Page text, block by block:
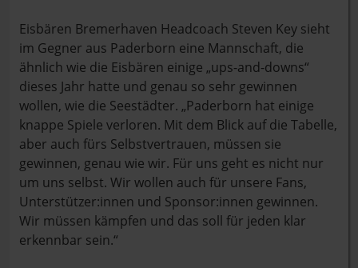
Eisbären Bremerhaven Headcoach Steven Key sieht
im Gegner aus Paderborn eine Mannschaft, die
ähnlich wie die Eisbären einige „ups-and-downs“
dieses Jahr hatte und genau so sehr gewinnen
wollen, wie die Seestädter. „Paderborn hat einige
knappe Spiele verloren. Mit dem Blick auf die Tabelle,
aber auch fürs Selbstvertrauen, müssen sie
gewinnen, genau wie wir. Für uns geht es nicht nur
um uns selbst. Wir wollen auch für unsere Fans,
Unterstützer:innen und Sponsor:innen gewinnen.
Wir müssen kämpfen und das soll für jeden klar
erkennbar sein.“